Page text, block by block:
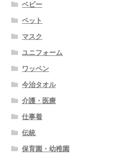
ベビー
ペット
マスク
ユニフォーム
ワッペン
今治タオル
介護・医療
仕事着
伝統
保育園・幼稚園